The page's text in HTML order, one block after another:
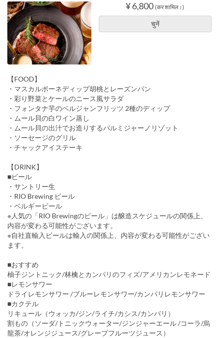
¥ 6,800 (कर शामिल।)
चुनें
【FOOD】
・マスカルポーネディップ胡桃とレーズンパン
・彩り野菜とケールのニース風サラダ
・フォンタナ芋のベルジャンフリッツ 2種のディップ
・ムール貝の白ワイン蒸し
・ムール貝の出汁でお造りするパルミジャーノリゾット
・ソーセージのグリル
・チャックアイステーキ
【DRINK】
■ビール
・サントリー生
・RIO Brewing ビール
・ベルギービール
※人気の「RIO Brewingのビール」は醸造スケジュールの関係上、
内容が変わる可能性がございます。
※自社直輸入ビールは輸入の関係上、内容が変わる可能性がござい
ます。
■おすすめ
柚子ジントニック/林檎とカンパリのフィズ/アメリカンレモネード
■レモンサワー
ドライレモンサワー /ブルーレモンサワー/カンパリレモンサワー
■カクテル
リキュール（ウォッカ/ジン/ライチ/カシス/カンパリ）
割もの（ソーダ/トニックウォーター/ジンジャーエール /コーラ/烏
龍茶/オレンジジュース/グレープフルーツジュース）